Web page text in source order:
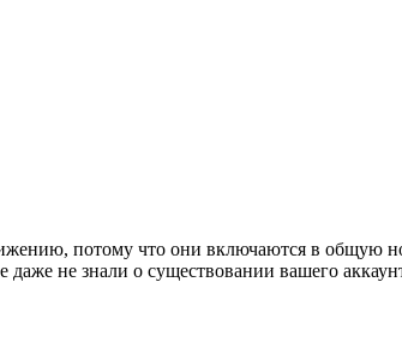
потому что они включаются в общую
не знали о существовании вашего